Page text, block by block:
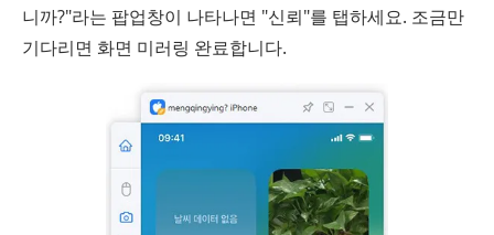
니까?"라는 팝업창이 나타나면 "신뢰"를 탭하세요. 조금만
기다리면 화면 미러링 완료합니다.